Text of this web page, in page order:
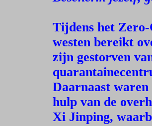
Tijdens het
westen bereikt
zijn gestorven
Daarnaast
hulp van de
Xi Jinping,